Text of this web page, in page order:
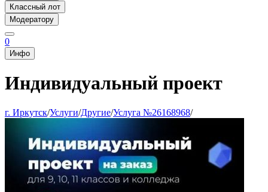
Классный лот
Модератору
0
Инфо
Индивидуальный проект
г. Иркутск/Услуги/Другие/Услуга №26168968/